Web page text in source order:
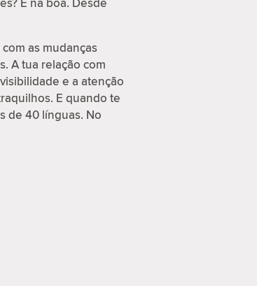
as mudanças
A tua relação com
e a atenção
E quando te
de 40 línguas. No